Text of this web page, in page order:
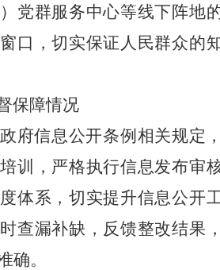
党群服务中心等线下阵地
口，切实保证人民群众的
保障情况
府信息公开条例相关规定
训，严格执行信息发布审
体系，切实提升信息公开
查漏补缺，反馈整改结果
确。